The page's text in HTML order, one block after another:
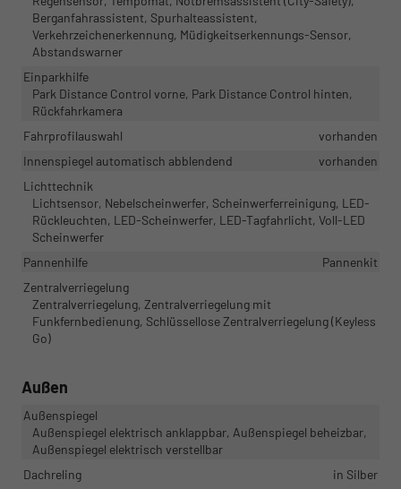
Berganfahrassistent, Spurhalteassistent,
Verkehrzeichenerkennung, Müdigkeitserkennungs-Sensor,
Abstandswarner
Einparkhilfe
Park Distance Control vorne, Park Distance Control hinten,
Rückfahrkamera
Fahrprofilauswahl
vorhanden
Innenspiegel automatisch abblendend
vorhanden
Lichttechnik
Lichtsensor, Nebelscheinwerfer, Scheinwerferreinigung, LED-
Rückleuchten, LED-Scheinwerfer, LED-Tagfahrlicht, Voll-LED
Scheinwerfer
Pannenhilfe
Pannenkit
Zentralverriegelung
Zentralverriegelung, Zentralverriegelung mit
Funkfernbedienung, Schlüssellose Zentralverriegelung (Keyless
Go)
Außen
Außenspiegel
Außenspiegel elektrisch anklappbar, Außenspiegel beheizbar,
Außenspiegel elektrisch verstellbar
Dachreling
in Silber